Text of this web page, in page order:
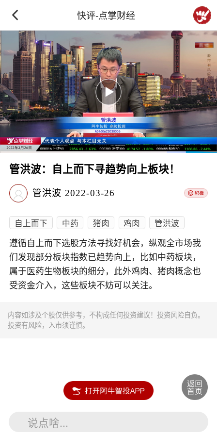
快评-点掌财经
管洪波：自上而下寻趋势向上板块！
管洪波 2022-03-26
自上而下 中药 猪肉 鸡肉 管洪波
遵循自上而下选股方法寻找好机会，纵观全市场我
们发现部分板块指数已趋势向上，比如中药板块，
属于医药生物板块的细分，此外鸡肉、猪肉概念也
受资金介入，这些板块不妨可以关注。
内容如涉及个股仅供参考，不构成任何投资建议！投资风险自负。
投资有风险，入市须谨慎。
说点啥...